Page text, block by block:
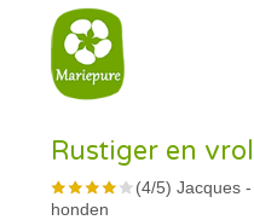
Rustiger en
(4/5)Jacques -
honden